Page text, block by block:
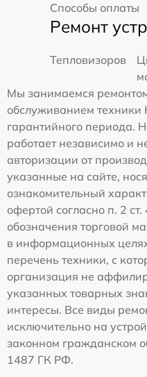
Способы оплаты
Ремонт
Тепловизоров
Мы занимаемся
обслуживанием техники
гарантийного периода.
работает независимо и
авторизации от
указанные на сайте,
ознакомительный
офертой согласно п. 2
обозначения торговой
в информационных
перечень техники, с
организация не
указанных товарных
интересы. Все виды
исключительно на
законном гражданском
1487 ГК РФ.